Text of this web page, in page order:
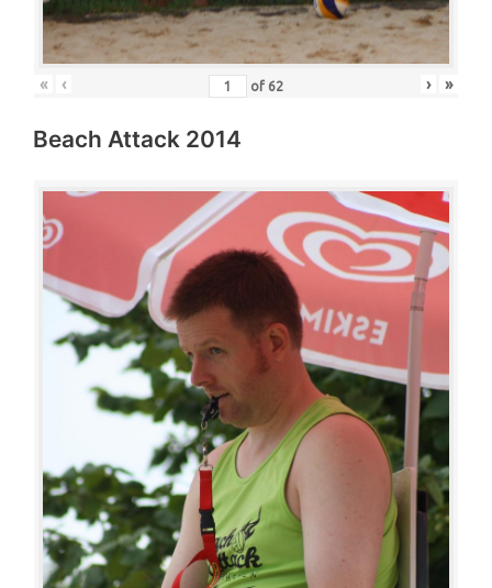
« ‹ of 62 › »
Beach Attack 2014